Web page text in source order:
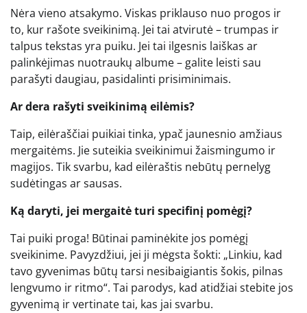
Nėra vieno atsakymo. Viskas priklauso nuo progos ir
to, kur rašote sveikinimą. Jei tai atvirutė – trumpas ir
talpus tekstas yra puiku. Jei tai ilgesnis laiškas ar
palinkėjimas nuotraukų albume – galite leisti sau
parašyti daugiau, pasidalinti prisiminimais.
Ar dera rašyti sveikinimą eilėmis?
Taip, eilėraščiai puikiai tinka, ypač jaunesnio amžiaus
mergaitėms. Jie suteikia sveikinimui žaismingumo ir
magijos. Tik svarbu, kad eilėraštis nebūtų pernelyg
sudėtingas ar sausas.
Ką daryti, jei mergaitė turi specifinį pomėgį?
Tai puiki proga! Būtinai paminėkite jos pomėgį
sveikinime. Pavyzdžiui, jei ji mėgsta šokti: „Linkiu, kad
tavo gyvenimas būtų tarsi nesibaigiantis šokis, pilnas
lengvumo ir ritmo“. Tai parodys, kad atidžiai stebite jos
gyvenimą ir vertinate tai, kas jai svarbu.